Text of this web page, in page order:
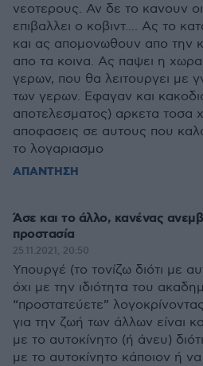
νεοτερους. Αν δε το κανουν
επιβαλλει ο κοβιντ.... Ας το
και ας απομονωθουν απο την
απο τα κοινα. Ας παψει η χωρα
γερων, που θα λειτουργει με
των γερων. Εφαγαν και
αποτελεσματος) αρκετα τοσα
αποφασεις σε αυτους που
το λογαριασμο
ΑΠΑΝΤΗΣΗ
Άσε και το άλλο, κανένας
προστασία
25.11.2021, 20:50
Υπουργέ (το τονίζω διότι με
όχι με την ιδιότητα του
“προστατεύετε”
για την ζωή των άλλων είναι
με το αυτοκίνητο (ή άνευ)
με το αυτοκίνητο κάποιον ή